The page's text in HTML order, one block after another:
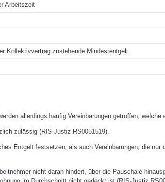
Arbeitszeit
Kollektivvertrag zustehende Mindestentgelt
allerdings häufig Vereinbarungen getroffen, welche
zulässig (RIS-Justiz RS0051519).
Entgelt festsetzen, als auch Vereinbarungen, die nur
nicht daran hindert, über die Pauschale